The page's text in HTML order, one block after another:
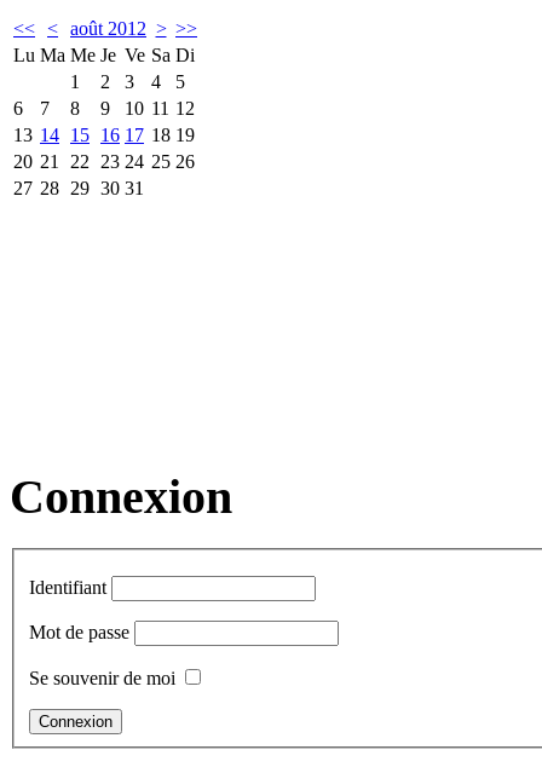
<< < août 2012 > >>
Lu Ma Me Je Ve Sa Di
1
2 3 4
5
6
7 8 9 10 11 12
13 14 15 16 17 18 19
20 21 22 23 24 25 26
27 28 29 30 31
Connexion
Identifiant
Mot de passe
Se souvenir de moi